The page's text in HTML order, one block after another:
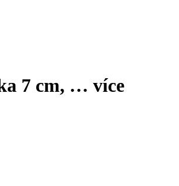
7 cm, … více